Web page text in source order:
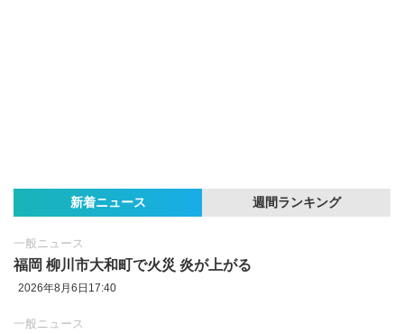
新着ニュース 週間ランキング
一般ニュース
福岡 柳川市大和町で火災 炎が上がる
2026年8月6日17:40
一般ニュース